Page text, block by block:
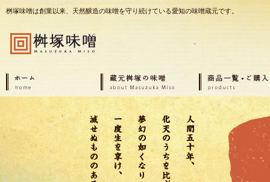
桝塚味噌は創業以来、天然醸造の味噌を守り続けている愛知の味噌蔵元です。